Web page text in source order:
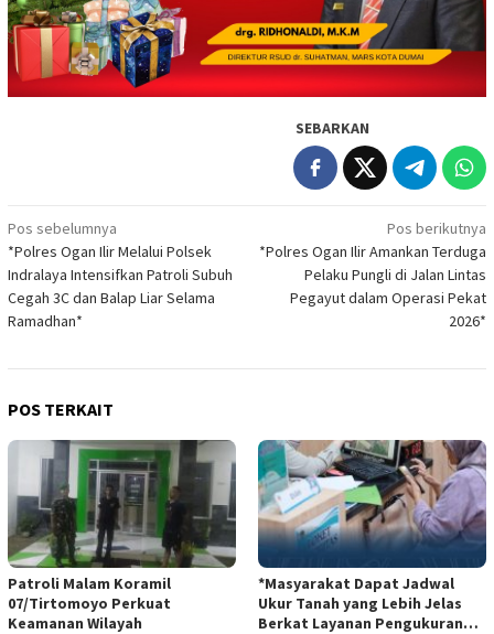
SEBARKAN
Navigasi
pos
Pos sebelumnya
*Polres Ogan Ilir Melalui Polsek
Indralaya Intensifkan Patroli Subuh
Cegah 3C dan Balap Liar Selama
Ramadhan*
Pos berikutnya
*Polres Ogan Ilir Amankan Terduga
Pelaku Pungli di Jalan Lintas
Pegayut dalam Operasi Pekat
2026*
POS TERKAIT
Patroli Malam Koramil
07/Tirtomoyo Perkuat
Keamanan Wilayah
*Masyarakat Dapat Jadwal
Ukur Tanah yang Lebih Jelas
Berkat Layanan Pengukuran